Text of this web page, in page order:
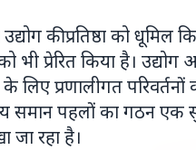
की प्रतिष्ठा को धूमिल
भी प्रेरित किया है।
प्रणालीगत
पहलों का गठन एक
रहा है।